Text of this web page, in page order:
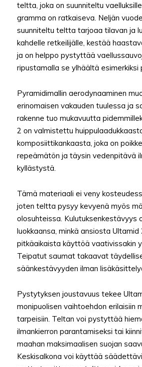
teltta, joka on suunniteltu
gramma on ratkaiseva. Neljän
suunniteltu teltta tarjoaa tilavan ja
kahdelle retkeilijälle, kestää
ja on helppo pystyttää
ripustamalla se ylhäältä esimerkiksi
Pyramidimallin aerodynaaminen
erinomaisen vakauden tuulessa ja
rakenne tuo mukavuutta
2 on valmistettu
komposiittikankaasta, joka on
repeämätön ja täysin vedenpitävä
kyllästystä.
Tämä materiaali ei veny
joten teltta pysyy kevyenä myös
olosuhteissa. Kulutuksenkestävyys
luokkaansa, minkä ansiosta Ultamid
pitkäaikaista käyttöä vaativissakin
Teipatut saumat takaavat
säänkestävyyden ilman
Pystytyksen joustavuus tekee
monipuolisen vaihtoehdon erilaisiin
tarpeisiin. Teltan voi pystyttää
ilmankierron parantamiseksi tai
maahan maksimaalisen suojan
Keskisalkona voi käyttää